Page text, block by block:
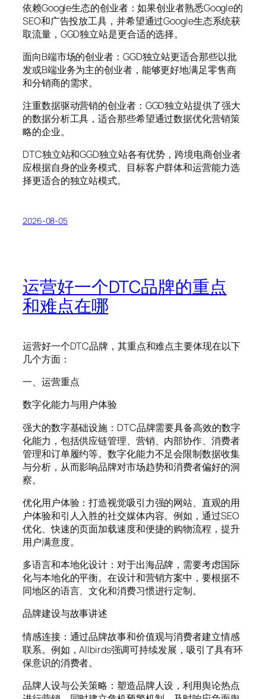
依赖Google生态的创业者：如果创业者熟悉Google的
SEO和广告投放工具，并希望通过Google生态系统获
取流量，GGD独立站是更合适的选择。
面向B端市场的创业者：GGD独立站更适合那些以批
发或B端业务为主的创业者，能够更好地满足零售商
和分销商的需求。
注重数据驱动营销的创业者：GGD独立站提供了强大
的数据分析工具，适合那些希望通过数据优化营销策
略的企业。
DTC独立站和GGD独立站各有优势，跨境电商创业者
应根据自身的业务模式、目标客户群体和运营能力选
择更适合的独立站模式。
2026-08-05
运营好一个DTC品牌的重点
和难点在哪
运营好一个DTC品牌，其重点和难点主要体现在以下
几个方面：
一、运营重点
数字化能力与用户体验
强大的数字基础设施：DTC品牌需要具备高效的数字
化能力，包括供应链管理、营销、内部协作、消费者
管理和订单履约等。数字化能力不足会限制数据收集
与分析，从而影响品牌对市场趋势和消费者偏好的洞
察。
优化用户体验：打造视觉吸引力强的网站、直观的用
户体验和引人入胜的社交媒体内容。例如，通过SEO
优化、快速的页面加载速度和便捷的购物流程，提升
用户满意度。
多语言和本地化设计：对于出海品牌，需要考虑国际
化与本地化的平衡。在设计和营销方案中，要根据不
同地区的语言、文化和消费习惯进行定制。
品牌建设与故事讲述
情感连接：通过品牌故事和价值观与消费者建立情感
联系。例如，Allbirds强调可持续发展，吸引了具有环
保意识的消费者。
品牌人设与公关策略：塑造品牌人设，利用舆论热点